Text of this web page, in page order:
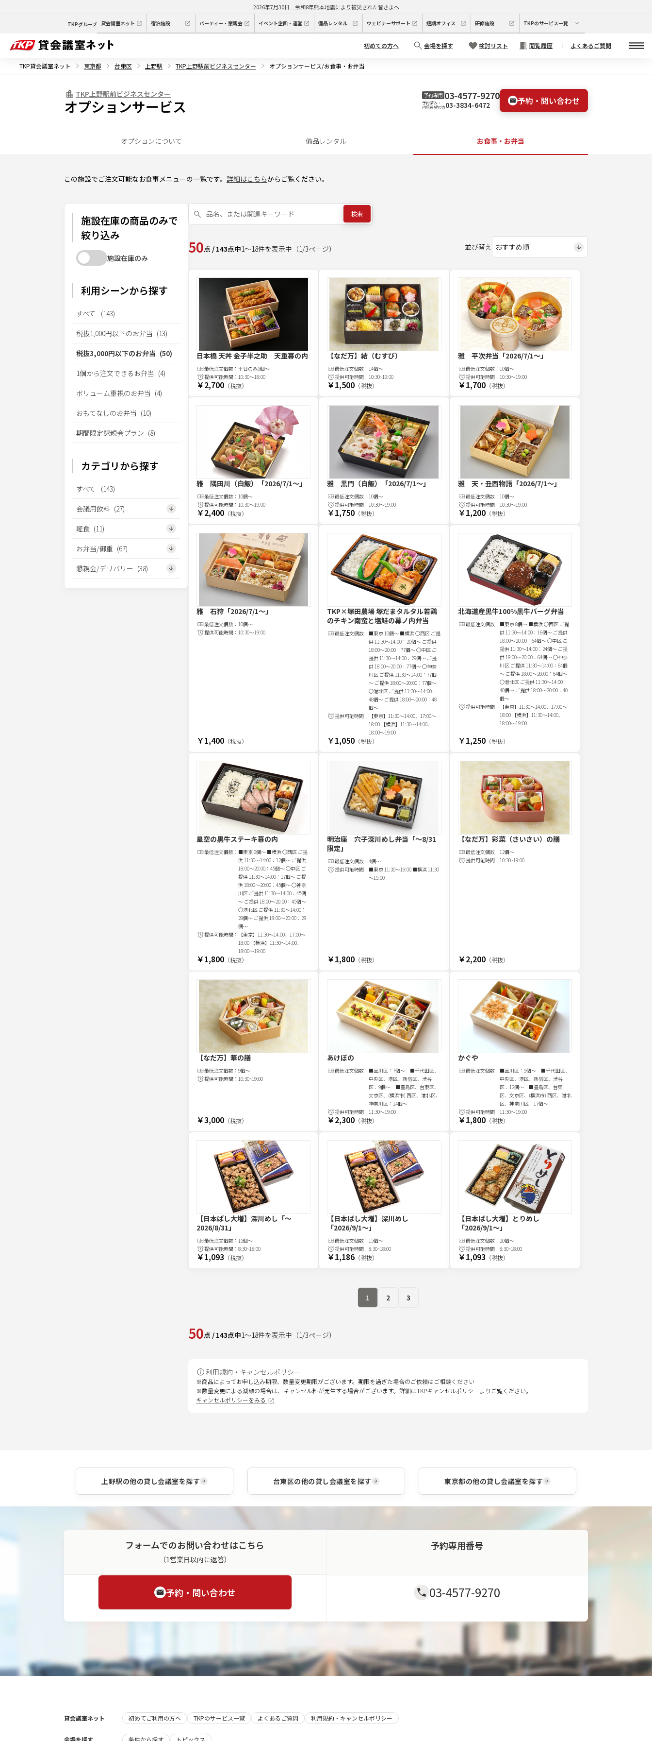
2026年7月30日 令和8年熊本地震により被災された皆さまへ
TKPグループ 貸会議室ネット 宿泊施設 パーティー・懇親会 イベント企画・運営 備品レンタル ウェビナーサポート 短期オフィス 研修施設 TKPのサービス一覧
初めての方へ 会場を探す 検討リスト 閲覧履歴 よくあるご質問
TKP貸会議室ネット 東京都 台東区 上野駅 TKP上野駅前ビジネスセンター オプションサービス/お食事・お弁当
TKP上野駅前ビジネスセンター
オプションサービス
予約専用 03-4577-9270
予約済み・
内見希望の方03-3834-6472 予約・問い合わせ
オプションについて 備品レンタル お食事・お弁当
この施設でご注文可能なお食事メニューの一覧です。 詳細はこちらからご覧ください。
施設在庫の商品のみで
絞り込み
施設在庫のみ
利用シーンから探す
すべて (143)
税抜1,000円以下のお弁当 (13)
税抜3,000円以下のお弁当 (50)
1個から注文できるお弁当 (4)
ボリューム重視のお弁当 (4)
おもてなしのお弁当 (10)
期間限定懇親会プラン (8)
カテゴリから探す
すべて (143)
会議用飲料 (27)
軽食 (11)
お弁当/御重 (67)
懇親会/デリバリー (38)
検索
50点 / 143点中1～18件を表示中 （1/3ページ） 並び替え
日本橋 天丼 金子半之助 天重幕の内
最低注文個数： 平日のみ5個～
提供可能時間： 10:30～18:00
￥2,700 （税抜）
【なだ万】結（むすび）
最低注文個数：14個～
提供可能時間：10:30~19:00
￥1,500 （税抜）
雅 平次弁当 「2026/7/1～」
最低注文個数： 10個～
提供可能時間： 10:30～19:00
￥1,700（税抜）
雅 隅田川（白飯） 「2026/7/1～」
最低注文個数： 10個～
提供可能時間： 10:30～19:00
￥2,400 （税抜）
雅 黒門（白飯） 「2026/7/1～」
最低注文個数：10個～
提供可能時間：10:30～19:00
￥1,750 （税抜）
雅 天・丑酉物語「2026/7/1～」
最低注文個数： 10個～
提供可能時間： 10:30～19:00
￥1,200（税抜）
雅 石狩 「2026/7/1～」
最低注文個数： 10個～
提供可能時間： 10:30～19:00
￥1,400 （税抜）
TKP×塚田農場 塚だまタルタル若鶏
のチキン南蛮と塩鮭の幕ノ内弁当
最低注文個数： ■東京 10個～ ■横浜 〇西区 ご提
供 11:30～14:00：20個～ ご提供
18:00～20:00：77個～ 〇中区 ご
提供 11:30～14:00：29個～ ご提
供 18:00～20:00：77個～ 〇神奈
川区 ご提供 11:30～14:00：77個
～ ご提供 18:00～20:00：77個～
〇港北区 ご提供 11:30～14:00：
48個～ ご提供 18:00～20:00：48
個～
提供可能時間：
【東京】11:30～14:00、17:00～
18:00 【横浜】11:30～14:00、
18:00～19:00
￥1,050 （税抜）
北海道産黒牛100%黒牛バーグ弁当
最低注文個数： ■東京 8個～ ■横浜 〇西区 ご提
供 11:30～14:00：16個～ ご提供
18:00～20:00：64個～ 〇中区 ご
提供 11:30～14:00：24個～ ご提
供 18:00～20:00：64個～ 〇神奈
川区 ご提供 11:30～14:00：64個
～ ご提供 18:00～20:00：64個～
〇港北区 ご提供 11:30～14:00：
40個～ ご提供 18:00～20:00：40
個～
提供可能時間：
【東京】11:30～14:00、17:00～
18:00 【横浜】11:30～14:00、
18:00～19:00
￥1,250（税抜）
星空の黒牛ステーキ幕の内
最低注文個数： ■東京 6個～ ■横浜 〇西区 ご提
供 11:30～14:00：12個～ ご提供
18:00～20:00：45個～ 〇中区 ご
提供 11:30～14:00：17個～ ご提
供 18:00～20:00：45個～ 〇神奈
川区 ご提供 11:30～14:00：45個
～ ご提供 18:00～20:00：45個～
〇港北区 ご提供 11:30～14:00：
28個～ ご提供 18:00～20:00：28
個～
提供可能時間：
【東京】11:30～14:00、17:00～
18:00 【横浜】11:30～14:00、
18:00～19:00
￥1,800 （税抜）
明治座 穴子深川めし弁当 「～8/31
限定」
最低注文個数：4個～
提供可能時間： ■東京 11:30～19:00 ■横浜 11:30
～15:00
￥1,800 （税抜）
【なだ万】彩菜（さいさい）の膳
最低注文個数： 12個～
提供可能時間： 10:30~19:00
￥2,200（税抜）
【なだ万】華の膳
最低注文個数： 9個～
提供可能時間： 10:30~19:00
￥3,000 （税抜）
あけぼの
最低注文個数： ■品川区：7個～ ■千代田区、
中央区、港区、新宿区、渋谷
区：9個～ ■豊島区、台東区、
文京区、(横浜市) 西区、港北区、
神奈川区：14個～
提供可能時間：11:30～19:00
￥2,300 （税抜）
かぐや
最低注文個数： ■品川区：9個～ ■千代田区、
中央区、港区、新宿区、渋谷
区：12個～ ■豊島区、台東
区、文京区、(横浜市) 西区、港北
区、神奈川区：17個～
提供可能時間： 11:30～19:00
￥1,800（税抜）
【日本ばし大増】深川めし 「～
2026/8/31」
最低注文個数： 15個～
提供可能時間： 8:30~18:00
￥1,093 （税抜）
【日本ばし大増】深川めし
「2026/9/1～」
最低注文個数：15個～
提供可能時間：8:30~18:00
￥1,186 （税抜）
【日本ばし大増】とりめし
「2026/9/1～」
最低注文個数： 20個～
提供可能時間： 8:30~18:00
￥1,093（税抜）
1 2 3
50点 / 143点中1～18件を表示中 （1/3ページ）
利用規約・キャンセルポリシー
※商品によってお申し込み期限、数量変更期限がございます。期限を過ぎた場合のご依頼はご相談ください
※数量変更による減額の場合は、キャンセル料が発生する場合がございます。詳細はTKPキャンセルポリシーよりご覧ください。
キャンセルポリシーをみる
上野駅の他の貸し会議室を探す 台東区の他の貸し会議室を探す 東京都の他の貸し会議室を探す
フォームでのお問い合わせはこちら
（1営業日以内に返答）
予約・問い合わせ
予約専用番号
03-4577-9270
貸会議室ネット 初めてご利用の方へ TKPのサービス一覧 よくあるご質問 利用規約・キャンセルポリシー
会場を探す 条件から探す トピックス